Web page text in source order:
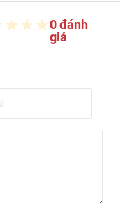
0 đánh
giá